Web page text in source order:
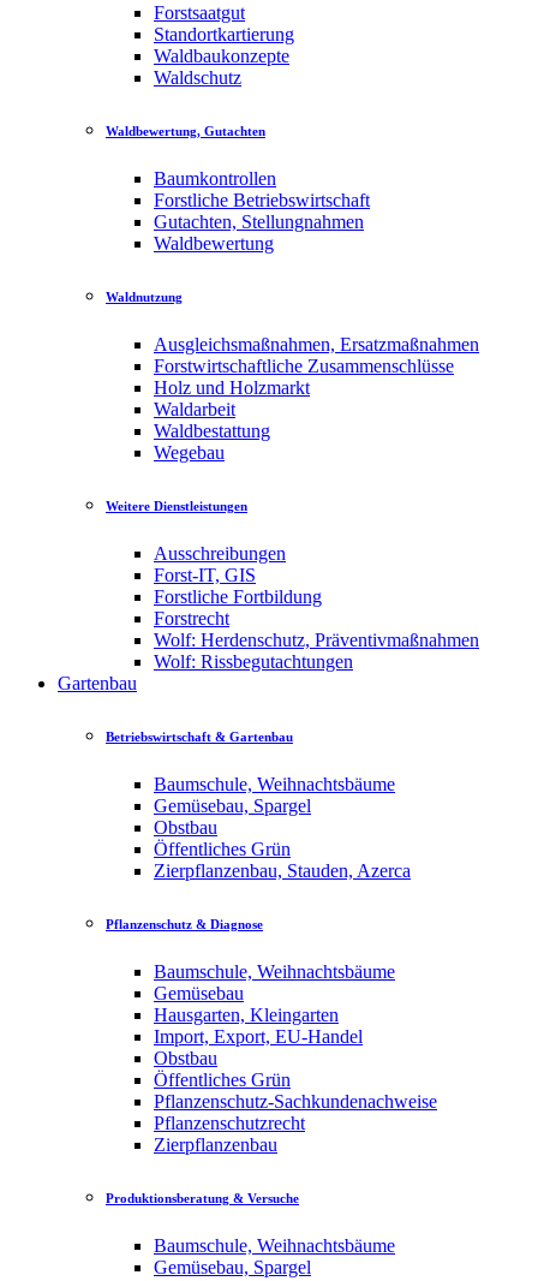
Forstsaatgut
Standortkartierung
Waldbaukonzepte
Waldschutz
Waldbewertung, Gutachten
Baumkontrollen
Forstliche Betriebswirtschaft
Gutachten, Stellungnahmen
Waldbewertung
Waldnutzung
Ausgleichsmaßnahmen, Ersatzmaßnahmen
Forstwirtschaftliche Zusammenschlüsse
Holz und Holzmarkt
Waldarbeit
Waldbestattung
Wegebau
Weitere Dienstleistungen
Ausschreibungen
Forst-IT, GIS
Forstliche Fortbildung
Forstrecht
Wolf: Herdenschutz, Präventivmaßnahmen
Wolf: Rissbegutachtungen
Gartenbau
Betriebswirtschaft & Gartenbau
Baumschule, Weihnachtsbäume
Gemüsebau, Spargel
Obstbau
Öffentliches Grün
Zierpflanzenbau, Stauden, Azerca
Pflanzenschutz & Diagnose
Baumschule, Weihnachtsbäume
Gemüsebau
Hausgarten, Kleingarten
Import, Export, EU-Handel
Obstbau
Öffentliches Grün
Pflanzenschutz-Sachkundenachweise
Pflanzenschutzrecht
Zierpflanzenbau
Produktionsberatung & Versuche
Baumschule, Weihnachtsbäume
Gemüsebau, Spargel